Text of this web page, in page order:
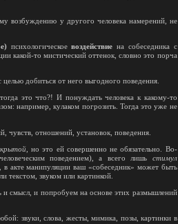
возбуждению у другого человека намерений, не
психологическоевоздействие на собеседника с
какой-то мистический оттенок, словно это порча
добиться от него выгодного поведения.
это что?! И понуждать человека к какому-то
например, кулаком погрозить. Тогда это уже не
отношений, установок, поведения.
, но это ей совершенно не обязательно. Во-
поведением), а всего лишь стимул
акте манипуляции ваш «собеседник» может быть
текстом, звуком или картинкой.
и смысл, и попробуем на основе этих размышлений
звуки, слова, жесты, мимика, позы, картинки в